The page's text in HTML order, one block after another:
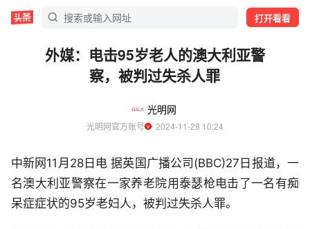
打开看看
外媒：电击95岁老人的澳大利亚警
察，被判过失杀人罪
光明网
光明网官方账号
  2024-11-28 10:24
中新网11月28日电 据英国广播公司(BBC)27日报道，一
名澳大利亚警察在一家养老院用泰瑟枪电击了一名有痴
呆症症状的95岁老妇人，被判过失杀人罪。